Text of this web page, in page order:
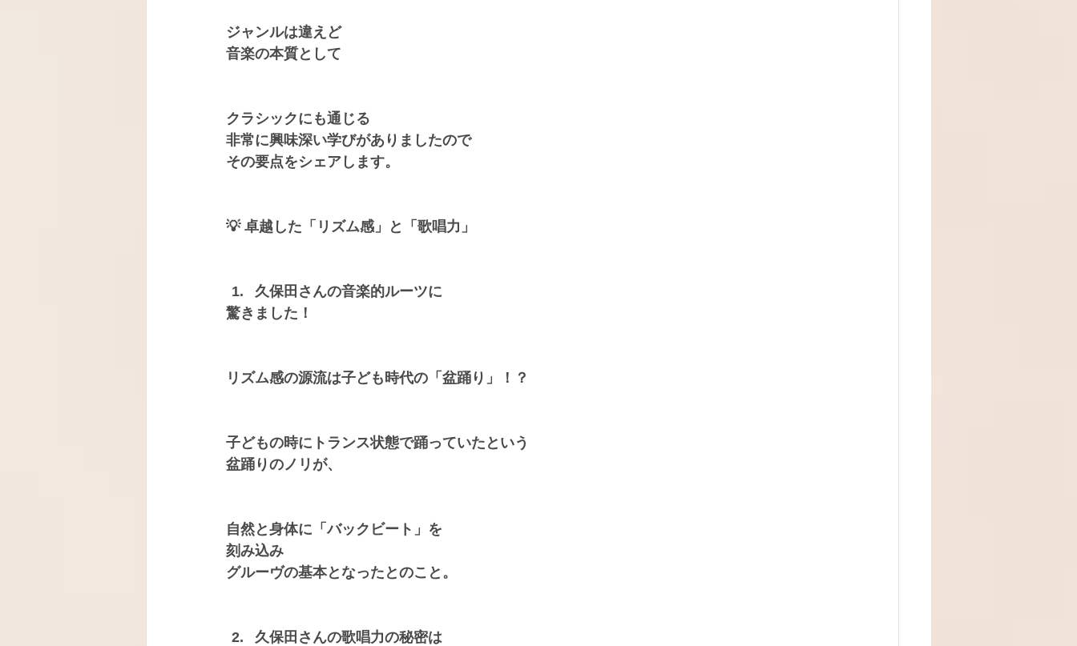
ジャンルは違えど
音楽の本質として
クラシックにも通じる
非常に興味深い学びがありましたので
その要点をシェアします。
💡 卓越した「リズム感」と「歌唱力」
久保田さんの音楽的ルーツに
驚きました！
リズム感の源流は子ども時代の「盆踊り」！？
子どもの時に トランス状態で踊っていたという
盆踊りのノリが、
自然と身体に「バックビート」を
刻み込み
グルーヴの基本となったとのこと。
久保田さんの歌唱力の秘密は